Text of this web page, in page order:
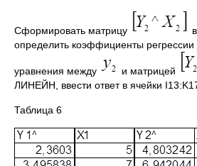
Сформировать матрицу
определить коэффициенты регрессии
уравнения между и матрицей
ЛИНЕЙН, ввести ответ в ячейки
Таблица 6